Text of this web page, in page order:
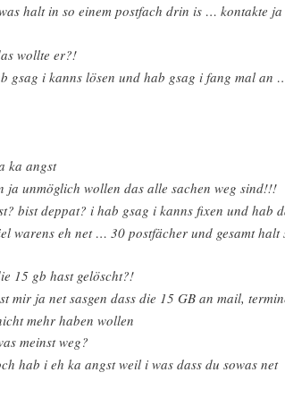
halt in so einem postfach drin is … kontakte ja
wollte er?!
gsag i kanns lösen und hab gsag i fang mal an
ka angst
ja unmöglich wollen das alle sachen weg sind!!!
bist deppat? i hab gsag i kanns fixen und hab
warens eh net … 30 postfächer und gesamt halt
15 gb hast gelöscht?!
mir ja net sasgen dass die 15 GB an mail,
mehr haben wollen
meinst weg?
hab i eh ka angst weil i was dass du sowas net